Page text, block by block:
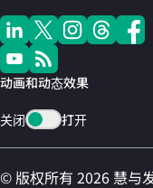
动画和动态效果
关闭 打开
© 版权所有 2026 慧与